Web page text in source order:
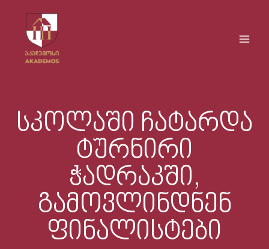
სკოლაში ჩატარდა
ტურნირი
ჭადრაკში,
გამოვლინდნენ
ფინალისტები